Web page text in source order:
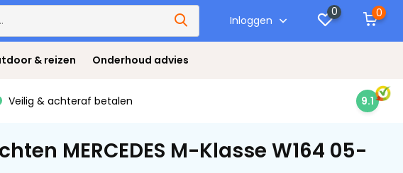
Inloggen
0 0
& reizen Onderhoud advies
Veilig & achteraf betalen 9.1
MERCEDES M-Klasse W164 05-